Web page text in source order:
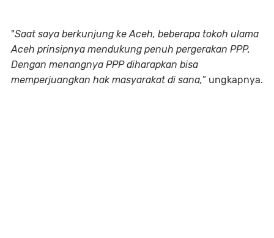
"Saat saya berkunjung ke Aceh, beberapa tokoh ulama
Aceh prinsipnya mendukung penuh pergerakan PPP.
Dengan menangnya PPP diharapkan bisa
memperjuangkan hak masyarakat di sana,” ungkapnya.